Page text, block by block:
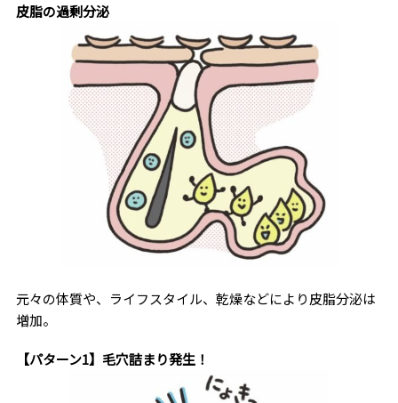
皮脂の過剰分泌
元々の体質や、ライフスタイル、乾燥などにより皮脂分泌は
増加。
【パターン1】毛穴詰まり発生！